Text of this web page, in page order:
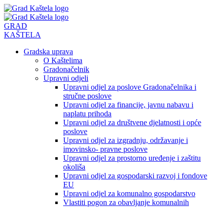
Preskoči
na
sadržaj
GRAD
KAŠTELA
Gradska uprava
O Kaštelima
Gradonačelnik
Upravni odjeli
Upravni odjel za poslove Gradonačelnika i
stručne poslove
Upravni odjel za financije, javnu nabavu i
naplatu prihoda
Upravni odjel za društvene djelatnosti i opće
poslove
Upravni odjel za izgradnju, održavanje i
imovinsko- pravne poslove
Upravni odjel za prostorno uređenje i zaštitu
okoliša
Upravni odjel za gospodarski razvoj i fondove
EU
Upravni odjel za komunalno gospodarstvo
Vlastiti pogon za obavljanje komunalnih